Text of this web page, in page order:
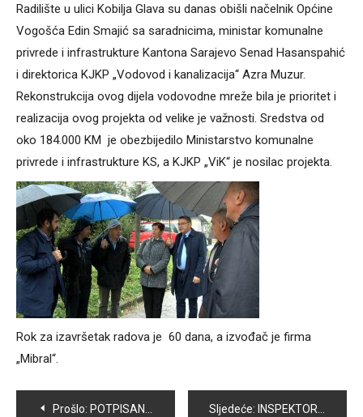
Radilište u ulici Kobilja Glava su danas obišli načelnik Općine
Vogošća Edin Smajić sa saradnicima, ministar komunalne
privrede i infrastrukture Kantona Sarajevo Senad Hasanspahić
i direktorica KJKP „Vodovod i kanalizacija“ Azra Muzur.
Rekonstrukcija ovog dijela vodovodne mreže bila je prioritet i
realizacija ovog projekta od velike je važnosti. Sredstva od
oko 184.000 KM je obezbijedilo Ministarstvo komunalne
privrede i infrastrukture KS, a KJKP „ViK“ je nosilac projekta.
Rok za izavršetak radova je 60 dana, a izvođač je firma
„Mibral“.
Navigacija
Prošlo: POTPISAN UGOVOR O NASTAVKU UREĐENJA KORITA JOŠANIČKOG POTOKA Sljedeće: INSPEKTORAT OPĆINE VOGOŠĆA: U PREDIZBORNOJ KAMPANJI POLITIČKI SUBJEKTI UGLAVNOM POŠTUJU ZAKON